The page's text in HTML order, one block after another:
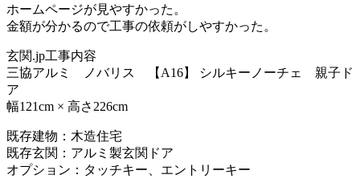
ホームページが見やすかった。
金額が分かるので工事の依頼がしやすかった。
玄関.jp工事内容
三協アルミ ノバリス 【A16】 シルキーノーチェ 親子ド
ア
幅121cm × 高さ226cm
既存建物：木造住宅
既存玄関：アルミ製玄関ドア
オプション：タッチキー、エントリーキー